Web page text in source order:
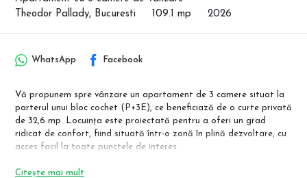
Theodor Pallady, Bucuresti
109.1 mp 2026
WhatsApp Facebook
Vă propunem spre vânzare un apartament de 3 camere situat la
parterul unui bloc cochet (P+3E), ce beneficiază de o curte privată
de 32,6 mp. Locuința este proiectată pentru a oferi un grad
ridicat de confort, fiind situată într-o zonă în plină dezvoltare, cu
acces facil la toate punctele de interes.
📍 Locație și Avantaje:
Citește mai mult